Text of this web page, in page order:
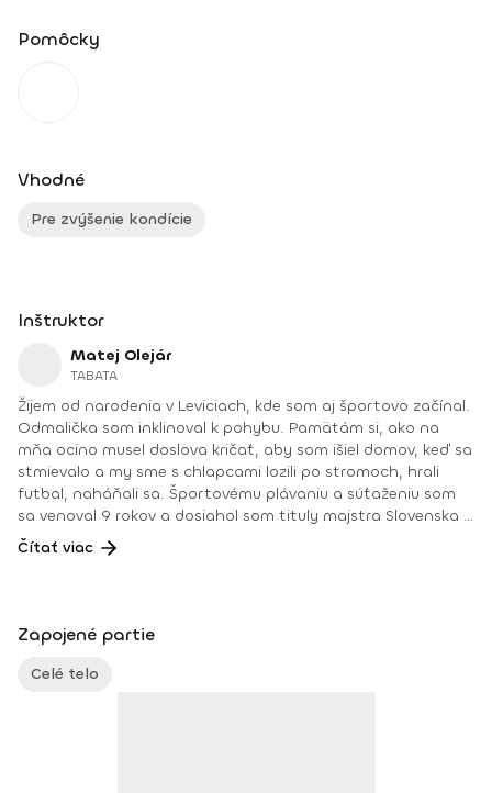
Pomôcky
Vhodné
Pre zvýšenie kondície
Inštruktor
Matej Olejár
TABATA
Žijem od narodenia v Leviciach, kde som aj športovo začínal.
Odmalička som inklinoval k pohybu. Pamätám si, ako na
mňa ocino musel doslova kričať, aby som išiel domov, keď sa
stmievalo a my sme s chlapcami lozili po stromoch, hrali
futbal, naháňali sa. Športovému plávaniu a súťaženiu som
sa venoval 9 rokov a dosiahol som tituly majstra Slovenska v
plávaní. Od 16 rokov som vedel, že mojou vysnívanou prácou
raz bude činnosť, ktorej sa už pár rokov venujem – osobný
Pomôcť im aj psychickou podporou priamo na tréningu, a
keď treba, aj mimo neho. Rád cestujem, športujem, varím,
trávim čas v prírode a venujem sa rodine. A v neposlednom
Čítať viac
Zapojené partie
Celé telo